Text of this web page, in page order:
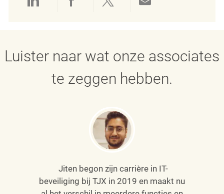
Delen via LinkedIn
Delen via Facebook
Delen via twitter
Luister naar wat onze associates
te zeggen hebben.
Jiten begon zijn carrière in IT-
beveiliging bij TJX in 2019 en maakt nu